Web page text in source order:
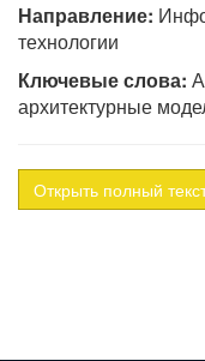
Направление:
технологии
Ключевые слова:
архитектурные
Открыть полный